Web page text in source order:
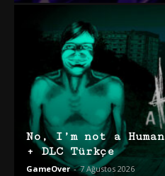
No, I’m not a
+ DLC Türkçe
GameOver - 7 Ağustos 2026